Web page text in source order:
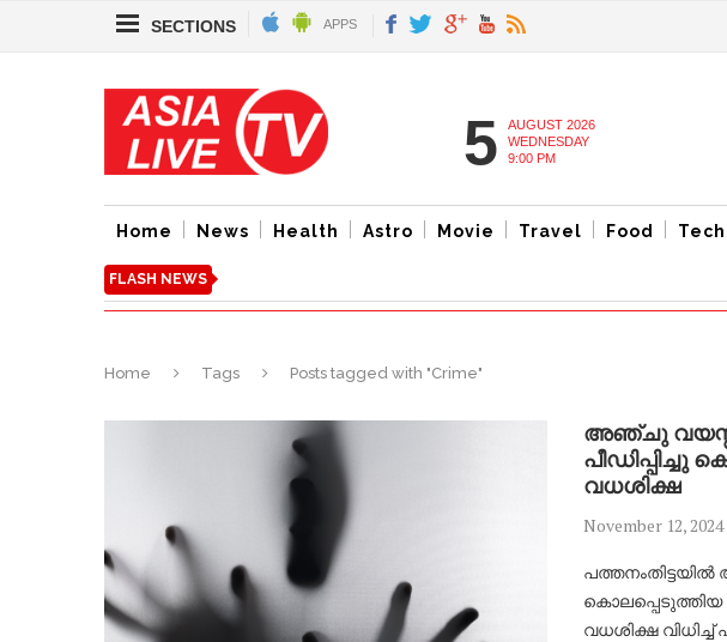
SECTIONS APPS
5
AUGUST 2026
WEDNESDAY
9:00 PM
Home News Health Astro Movie Travel Food Tech
FLASH NEWS
Home Tags Posts tagged with "Crime"
അഞ്ചു
പീഡിപ്പിച്ചു
വധശിക്ഷ
November 12, 2024
കൊലപ്പെടുത്തിയ
വധശിക്ഷ